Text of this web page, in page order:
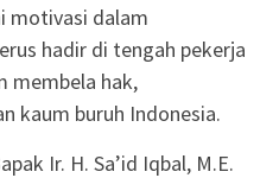
motivasi dalam
hadir di tengah pekerja
membela hak,
kaum buruh Indonesia.
Ir. H. Sa’id Iqbal, M.E.